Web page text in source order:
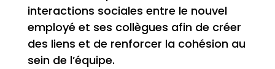
interactions sociales entre le nouvel
employé et ses collègues afin de créer
des liens et de renforcer la cohésion au
sein de l’équipe.